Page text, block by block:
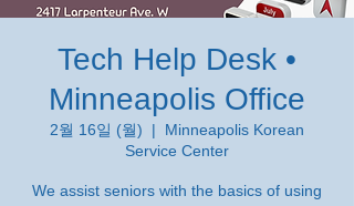
Tech Help Desk •
Minneapolis Office
2월 16일 (월)
  |
Minneapolis Korean
Service Center
We assist seniors with the basics of using